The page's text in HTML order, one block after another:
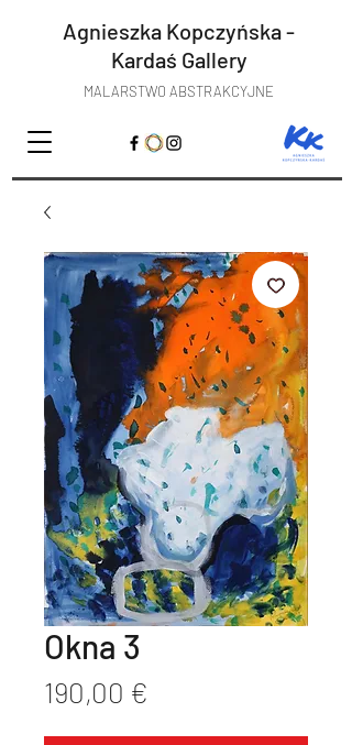
Agnieszka Kopczyńska -
Kardaś Gallery
MALARSTWO ABSTRAKCYJNE
Okna 3
190,00 €